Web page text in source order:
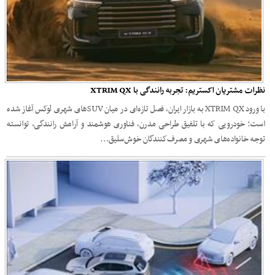
نظرات مشتریان اکستریم: تجربه رانندگی با XTRIM QX
با ورود XTRIM QX به بازار ایران، فصل تازه‌ای در میان SUVهای شهری لوکس آغاز شده
است؛ خودرویی که با تلفیق طراحی مدرن، فناوری هوشمند و آرامش رانندگی، توانسته
توجه خانواده‌های شهری و مصرف‌کنندگان خوش‌سلیق...